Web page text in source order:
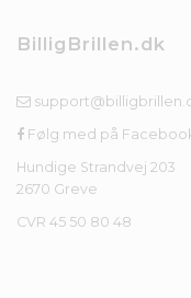
BilligBrillen.dk
Følg med på
Hundige Strandvej 203
2670 Greve
CVR 45 50 80 48